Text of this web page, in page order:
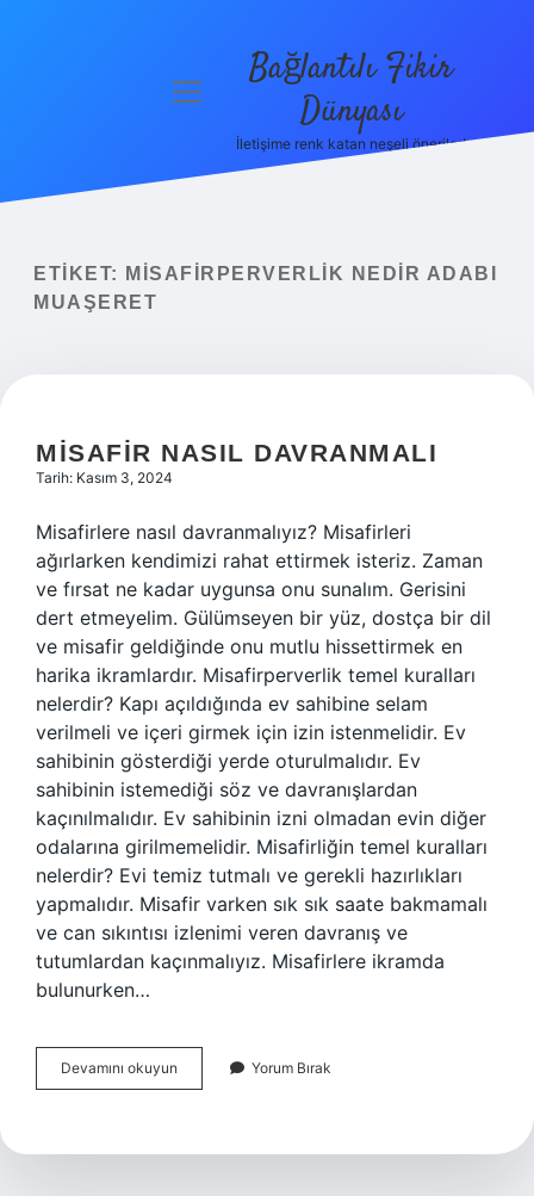
Yasal Uyarı
menüyü
Bağlantılı Fikir
Dünyası
İletişime renk katan neşeli öneriler!
ETIKET:
MISAFIRPERVERLIK NEDIR ADABI
MUAŞERET
MISAFIR NASIL DAVRANMALI
Tarih: Kasım 3, 2024
Misafirlere nasıl davranmalıyız? Misafirleri
ağırlarken kendimizi rahat ettirmek isteriz. Zaman
ve fırsat ne kadar uygunsa onu sunalım. Gerisini
dert etmeyelim. Gülümseyen bir yüz, dostça bir dil
ve misafir geldiğinde onu mutlu hissettirmek en
harika ikramlardır. Misafirperverlik temel kuralları
nelerdir? Kapı açıldığında ev sahibine selam
verilmeli ve içeri girmek için izin istenmelidir. Ev
sahibinin gösterdiği yerde oturulmalıdır. Ev
sahibinin istemediği söz ve davranışlardan
kaçınılmalıdır. Ev sahibinin izni olmadan evin diğer
odalarına girilmemelidir. Misafirliğin temel kuralları
nelerdir? Evi temiz tutmalı ve gerekli hazırlıkları
yapmalıdır. Misafir varken sık sık saate bakmamalı
ve can sıkıntısı izlenimi veren davranış ve
tutumlardan kaçınmalıyız. Misafirlere ikramda
bulunurken…
Devamını okuyun
Nasıl
Yorum Bırak